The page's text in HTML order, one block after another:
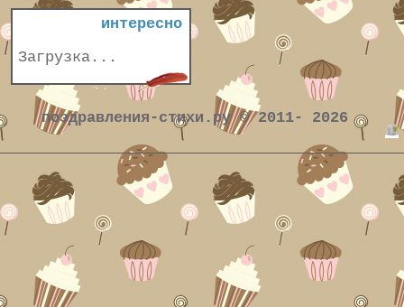
интересно
Загрузка...
поздравления-стихи.ру © 2011- 2026